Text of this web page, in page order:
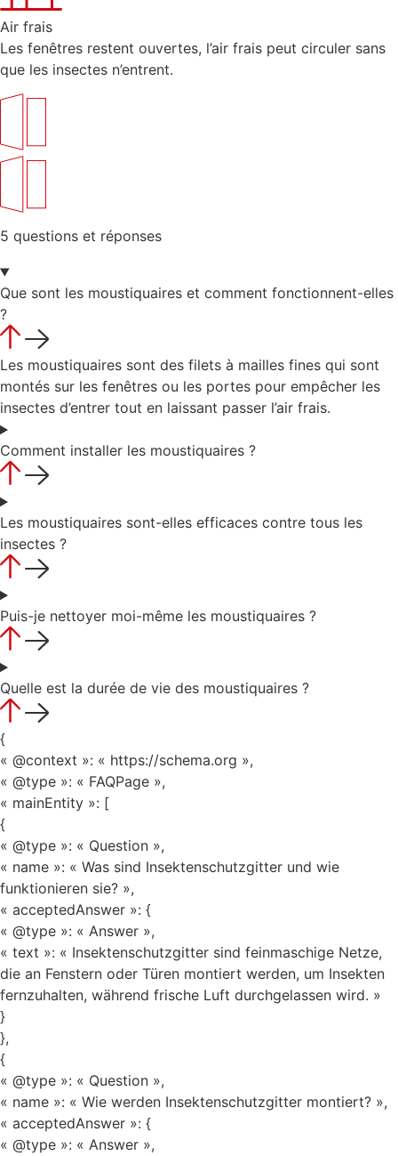
Air frais
Les fenêtres restent ouvertes, l’air frais peut circuler sans
que les insectes n’entrent.
5 questions et réponses
Que sont les moustiquaires et comment fonctionnent-elles
?
Les moustiquaires sont des filets à mailles fines qui sont
montés sur les fenêtres ou les portes pour empêcher les
insectes d’entrer tout en laissant passer l’air frais.
Comment installer les moustiquaires ?
Les moustiquaires sont-elles efficaces contre tous les
insectes ?
Puis-je nettoyer moi-même les moustiquaires ?
Quelle est la durée de vie des moustiquaires ?
{
« @context »: « https://schema.org »,
« @type »: « FAQPage »,
« mainEntity »: [
{
« @type »: « Question »,
« name »: « Was sind Insektenschutzgitter und wie
funktionieren sie? »,
« acceptedAnswer »: {
« @type »: « Answer »,
« text »: « Insektenschutzgitter sind feinmaschige Netze,
die an Fenstern oder Türen montiert werden, um Insekten
fernzuhalten, während frische Luft durchgelassen wird. »
}
},
{
« @type »: « Question »,
« name »: « Wie werden Insektenschutzgitter montiert? »,
« acceptedAnswer »: {
« @type »: « Answer »,